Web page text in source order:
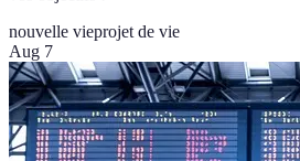
nouvelle vieprojet de vie
Aug 7